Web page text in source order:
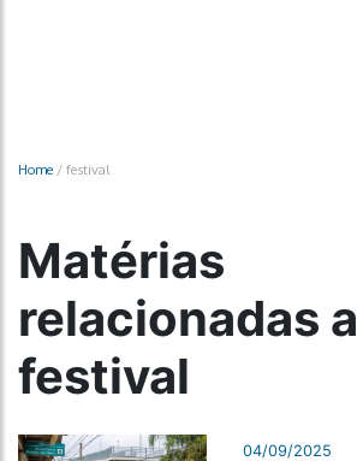
Home / festival
Matérias
relacionadas a
festival
04/09/2025